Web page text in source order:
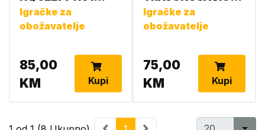
546276601
Igračke za
obožavatelje
85,00
KM
Kupi
582406301
Igračke za
obožavatelje
75,00
KM
Kupi